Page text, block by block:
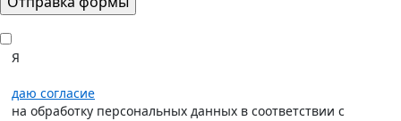
Я
даю согласие
на обработку персональных данных в соответствии с